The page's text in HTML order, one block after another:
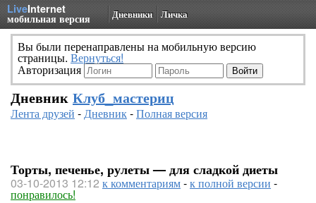
LiveInternet
мобильная версия Дневники Личка
Вы были перенаправлены на мобильную версию
страницы. Вернуться!
Авторизация
Дневник Клуб_мастериц
Лента друзей -Дневник-Полная версия
Торты, печенье, рулеты — для сладкой диеты
03-10-2013 12:12 к комментариям-к полной версии -
понравилось!